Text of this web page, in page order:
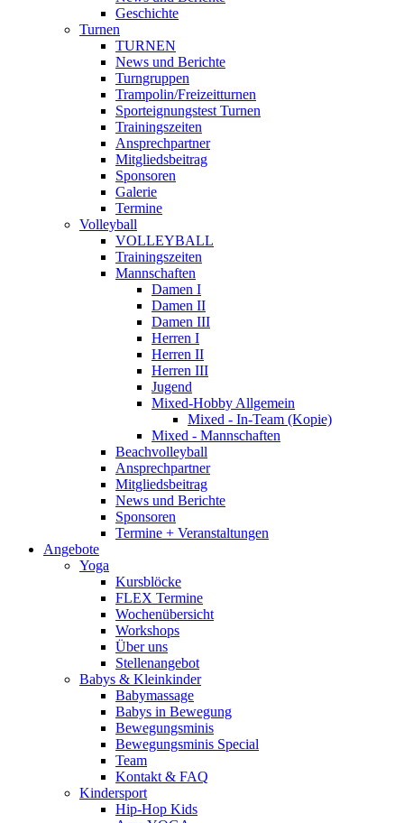
Geschichte
Turnen
TURNEN
News und Berichte
Turngruppen
Trampolin/Freizeitturnen
Sporteignungstest Turnen
Trainingszeiten
Ansprechpartner
Mitgliedsbeitrag
Sponsoren
Galerie
Termine
Volleyball
VOLLEYBALL
Trainingszeiten
Mannschaften
Damen I
Damen II
Damen III
Herren I
Herren II
Herren III
Jugend
Mixed-Hobby Allgemein
Mixed - In-Team (Kopie)
Mixed - Mannschaften
Beachvolleyball
Ansprechpartner
Mitgliedsbeitrag
News und Berichte
Sponsoren
Termine + Veranstaltungen
Angebote
Yoga
Kursblöcke
FLEX Termine
Wochenübersicht
Workshops
Über uns
Stellenangebot
Babys & Kleinkinder
Babymassage
Babys in Bewegung
Bewegungsminis
Bewegungsminis Special
Team
Kontakt & FAQ
Kindersport
Hip-Hop Kids